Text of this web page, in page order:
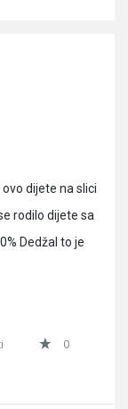
dijete na slici
rodilo dijete sa
Dedžal to je
0